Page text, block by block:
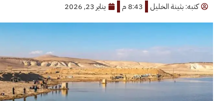
بثينة الخليل
8:43 م يناير 23, 2026